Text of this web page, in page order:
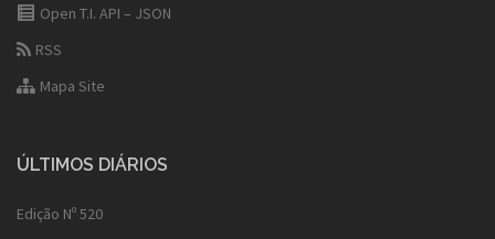
Open T.I. API – JSON
RSS
Mapa Site
ÚLTIMOS DIÁRIOS
Edição Nº 520